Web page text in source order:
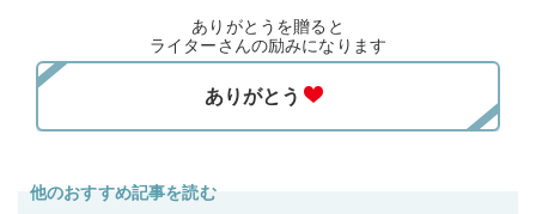
ありがとうを贈ると
ライターさんの励みになります
他のおすすめ記事を読む